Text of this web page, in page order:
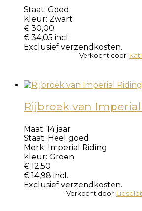
Staat: Goed
Kleur: Zwart
€ 30,00
€ 34,05 incl.
Exclusief verzendkosten.
Verkocht door:
Rijbroek van
Maat: 14 jaar
Staat: Heel goed
Merk: Imperial Riding
Kleur: Groen
€ 12,50
€ 14,98 incl.
Exclusief verzendkosten.
Verkocht door: